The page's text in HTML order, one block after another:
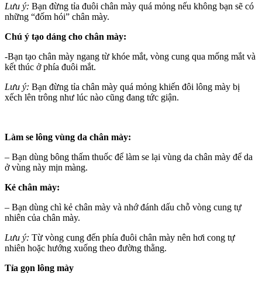
Lưu ý: Bạn đừng tỉa đuôi chân mày quá mỏng nếu không bạn sẽ có
những “đốm hói” chân mày.
Chú ý tạo dáng cho chân mày:
-Bạn tạo chân mày ngang từ khóe mắt, vòng cung qua mống mắt và
kết thúc ở phía đuôi mắt.
Lưu ý: Bạn đừng tỉa chân mày quá mỏng khiến đôi lông mày bị
xếch lên trông như lúc nào cũng đang tức giận.
Làm se lông vùng da chân mày:
– Bạn dùng bông thấm thuốc để làm se lại vùng da chân mày để da
ở vùng này mịn màng.
Kẻ chân mày:
– Bạn dùng chì kẻ chân mày và nhớ đánh dấu chỗ vòng cung tự
nhiên của chân mày.
Lưu ý: Từ vòng cung đến phía đuôi chân mày nên hơi cong tự
nhiên hoặc hướng xuống theo đường thằng.
Tỉa gọn lông mày